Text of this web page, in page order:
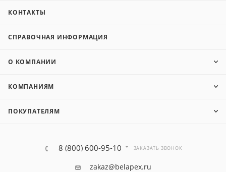
КОНТАКТЫ
СПРАВОЧНАЯ ИНФОРМАЦИЯ
О КОМПАНИИ
КОМПАНИЯМ
ПОКУПАТЕЛЯМ
8 (800) 600-95-10 ЗАКАЗАТЬ ЗВОНОК
zakaz@belapex.ru